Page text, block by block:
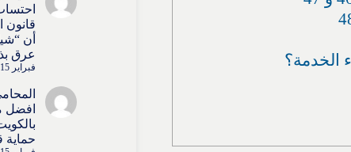
الخدمة؟
قانون
أن
عرق
فبراير 15, 2026
افضل
حماية